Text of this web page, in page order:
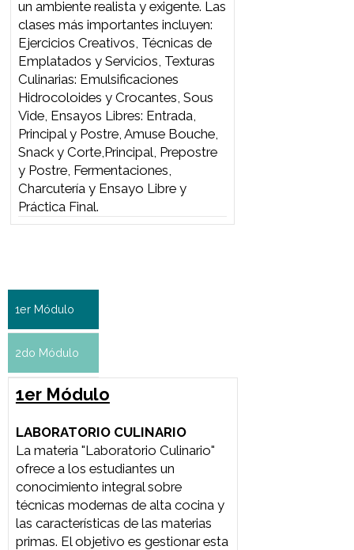
Creativo, Técnicas de Emplatados
y Servicios", Texturas Culinarias:
Emulsificaciones, Hidrocoloides y
Crocantes, Sous Vide,
Fermentaciones 1, Charcutería y
Cocina Creativa.
2do Módulo
ENSAYOS DE ALTA COCINA
La materia "Ensayos de Alta
Laboratorio Culinario. Consiste en
desarrollar un menú degustación
completo, desde su diseño y
producción hasta el servicio, en un
entorno que simula un restaurante
de alta cocina. El cursoes crucial
sector, reforzando habilidades
técnicas, trabajo en equipo,
creatividad y gestión del servicio.
Los estudiantes consolidan sus
conocimientos y perfeccionan sus
técnicas, enfrentando los desafíos